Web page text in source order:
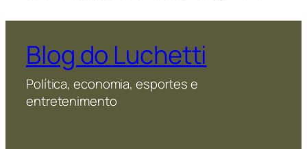
Blog do Luchetti
Política, economia, esportes e
entretenimento